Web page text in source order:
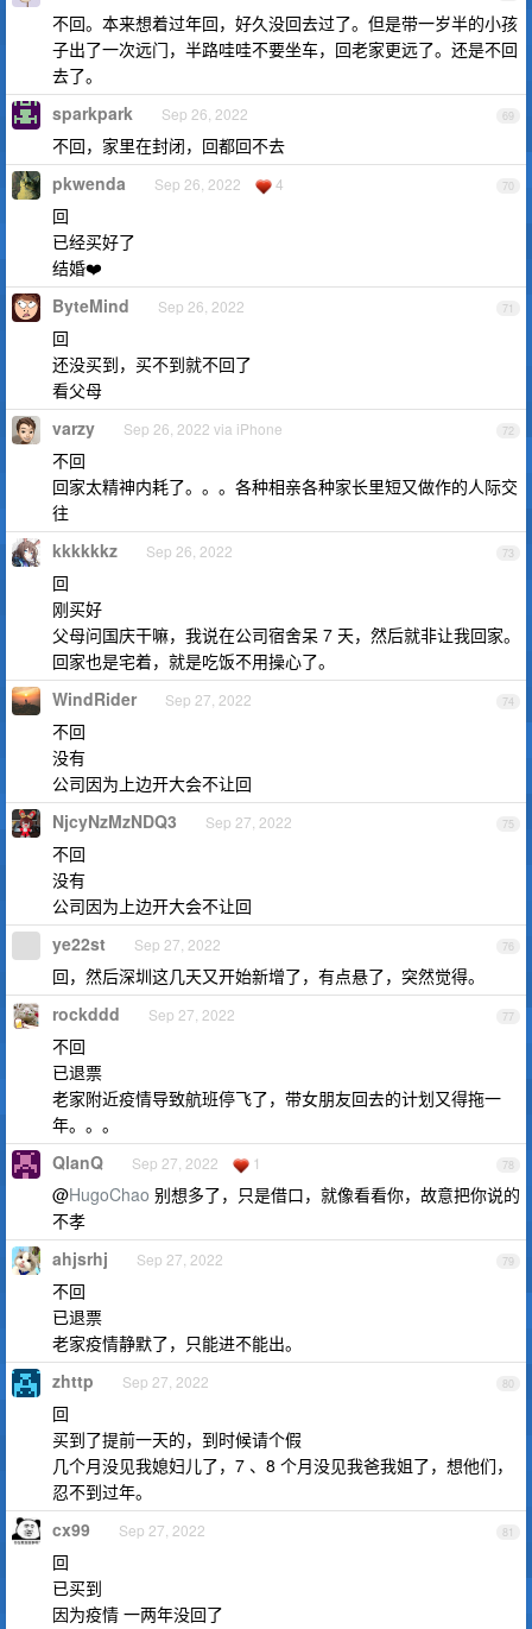
不回。本来想着过年回，好久没回去过了。但是带一岁半的小孩
子出了一次远门，半路哇哇不要坐车，回老家更远了。还是不回
去了。
69
sparkpark Sep 26, 2022
不回，家里在封闭，回都回不去
70
pkwenda Sep 26, 2022 4
回
已经买好了
结婚❤️
71
ByteMind Sep 26, 2022
回
还没买到，买不到就不回了
看父母
72
varzy Sep 26, 2022 via iPhone
不回
回家太精神内耗了。。。各种相亲各种家长里短又做作的人际交
往
73
kkkkkkz Sep 26, 2022
回
刚买好
父母问国庆干嘛，我说在公司宿舍呆 7 天，然后就非让我回家。
回家也是宅着，就是吃饭不用操心了。
74
WindRider Sep 27, 2022
不回
没有
公司因为上边开大会不让回
75
NjcyNzMzNDQ3 Sep 27, 2022
不回
没有
公司因为上边开大会不让回
76
ye22st Sep 27, 2022
回，然后深圳这几天又开始新增了，有点悬了，突然觉得。
77
rockddd Sep 27, 2022
不回
已退票
老家附近疫情导致航班停飞了，带女朋友回去的计划又得拖一
年。。。
78
QlanQ Sep 27, 2022 1
@HugoChao 别想多了，只是借口，就像看看你，故意把你说的
不孝
79
ahjsrhj Sep 27, 2022
不回
已退票
老家疫情静默了，只能进不能出。
80
zhttp Sep 27, 2022
回
买到了提前一天的，到时候请个假
几个月没见我媳妇儿了，7 、8 个月没见我爸我姐了，想他们，
忍不到过年。
81
cx99 Sep 27, 2022
回
已买到
因为疫情 一两年没回了